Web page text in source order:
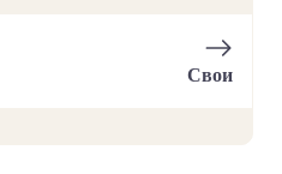
Свои